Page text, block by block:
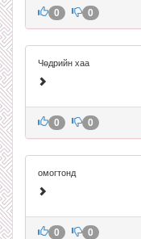
0 0
Чөдрийн хаа
0 0
омогтонд
0 0